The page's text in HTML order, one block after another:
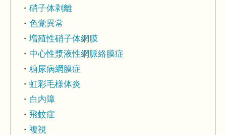
硝子体剥離
色覚異常
増殖性硝子体網膜
中心性漿液性網脈絡膜症
糖尿病網膜症
虹彩毛様体炎
白内障
飛蚊症
複視